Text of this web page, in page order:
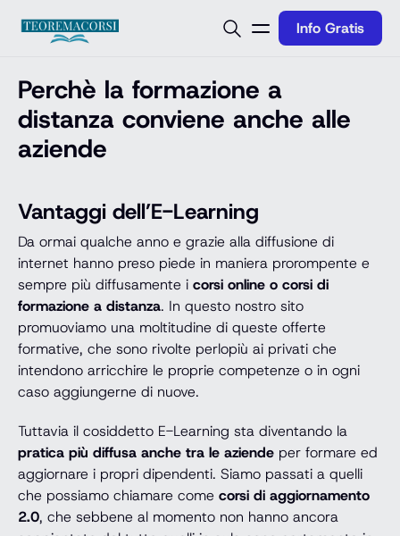
Info Gratis
Perchè la formazione a
distanza conviene anche alle
aziende
Vantaggi dell’E-Learning
Da ormai qualche anno e grazie alla diffusione di
internet hanno preso piede in maniera prorompente e
sempre più diffusamente i corsi online o corsi di
formazione a distanza. In questo nostro sito
promuoviamo una moltitudine di queste offerte
formative, che sono rivolte perlopiù ai privati che
intendono arricchire le proprie competenze o in ogni
caso aggiungerne di nuove.
Tuttavia il cosiddetto E-Learning sta diventando la
pratica più diffusa anche tra le aziende per formare ed
aggiornare i propri dipendenti. Siamo passati a quelli
che possiamo chiamare come corsi di aggiornamento
2.0, che sebbene al momento non hanno ancora